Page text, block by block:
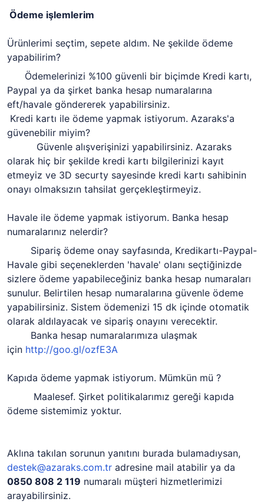
Ödeme işlemlerim
Ürünlerimi seçtim, sepete aldım. Ne şekilde ödeme
yapabilirim?
Ödemelerinizi %100 güvenli bir biçimde Kredi kartı,
Paypal ya da şirket banka hesap numaralarına
eft/havale göndererek yapabilirsiniz.
Kredi kartı ile ödeme yapmak istiyorum. Azaraks'a
güvenebilir miyim?
Güvenle alışverişinizi yapabilirsiniz. Azaraks
olarak hiç bir şekilde kredi kartı bilgilerinizi kayıt
etmeyiz ve 3D securty sayesinde kredi kartı sahibinin
onayı olmaksızın tahsilat gerçekleştirmeyiz.
Havale ile ödeme yapmak istiyorum. Banka hesap
numaralarınız nelerdir?
Sipariş ödeme onay sayfasında, Kredikartı-Paypal-
Havale gibi seçeneklerden 'havale' olanı seçtiğinizde
sizlere ödeme yapabileceğiniz banka hesap numaraları
sunulur. Belirtilen hesap numaralarına güvenle ödeme
yapabilirsiniz. Sistem ödemenizi 15 dk içinde otomatik
olarak aldılayacak ve sipariş onayını verecektir.
Banka hesap numaralarımıza ulaşmak
için http://goo.gl/ozfE3A
Kapıda ödeme yapmak istiyorum. Mümkün mü ?
Maalesef. Şirket politikalarımız gereği kapıda
ödeme sistemimiz yoktur.
Aklına takılan sorunun yanıtını burada bulamadıysan,
destek@azaraks.com.tr adresine mail atabilir ya da
0850 808 2 119 numaralı müşteri hizmetlerimizi
arayabilirsiniz.